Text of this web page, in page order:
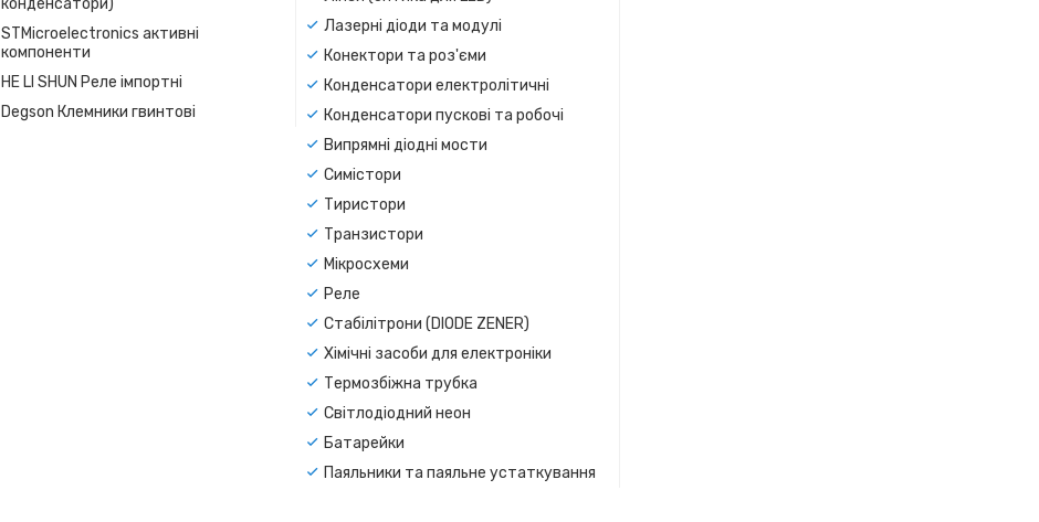
конденсатори)
STMicroelectronics активні
компоненти
HE LI SHUN Реле імпортні
Degson Клемники гвинтові
Лазерні діоди та модулі
Конектори та роз'єми
Конденсатори електролітичні
Конденсатори пускові та робочі
Випрямні діодні мости
Симістори
Тиристори
Транзистори
Мікросхеми
Реле
Стабілітрони (DIODE ZENER)
Хімічні засоби для електроніки
Термозбіжна трубка
Світлодіодний неон
Батарейки
Паяльники та паяльне устаткування